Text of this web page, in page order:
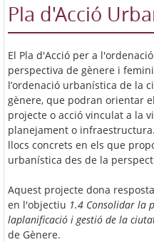
Pla d'Acció
El Pla d'Acció per a
perspectiva de gènere i
l’ordenació urbanística de la
gènere, que podran orientar
projecte o acció vinculat a la
planejament o
llocs concrets en els que
urbanística des de la
Aquest projecte dona
en l'objectiu 1.4 Consolidar la
laplanificació i gestió de la
de Gènere.